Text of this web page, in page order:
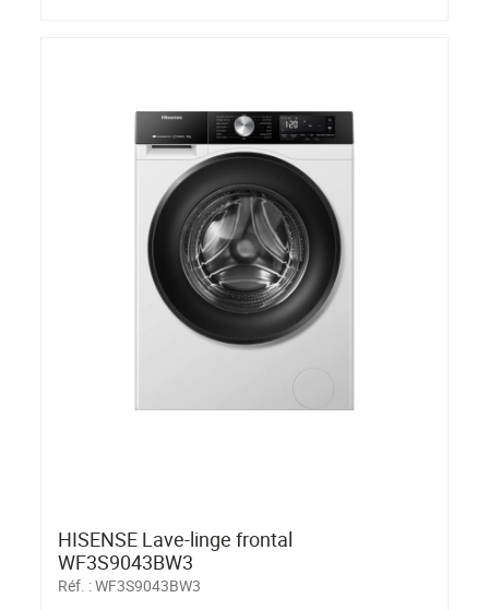
HISENSE Lave-linge frontal
WF3S9043BW3
Réf. :WF3S9043BW3